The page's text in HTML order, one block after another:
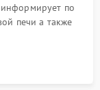
по
печи а также